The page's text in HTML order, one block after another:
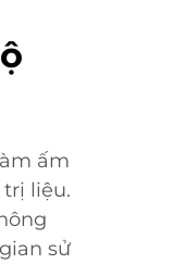
ấm
liệu.
sử